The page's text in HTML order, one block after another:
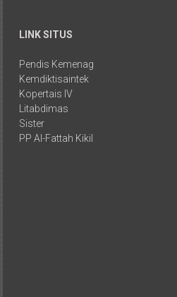
LINK SITUS
Pendis Kemenag
Kemdiktisaintek
Kopertais IV
Litabdimas
Sister
PP Al-Fattah Kikil